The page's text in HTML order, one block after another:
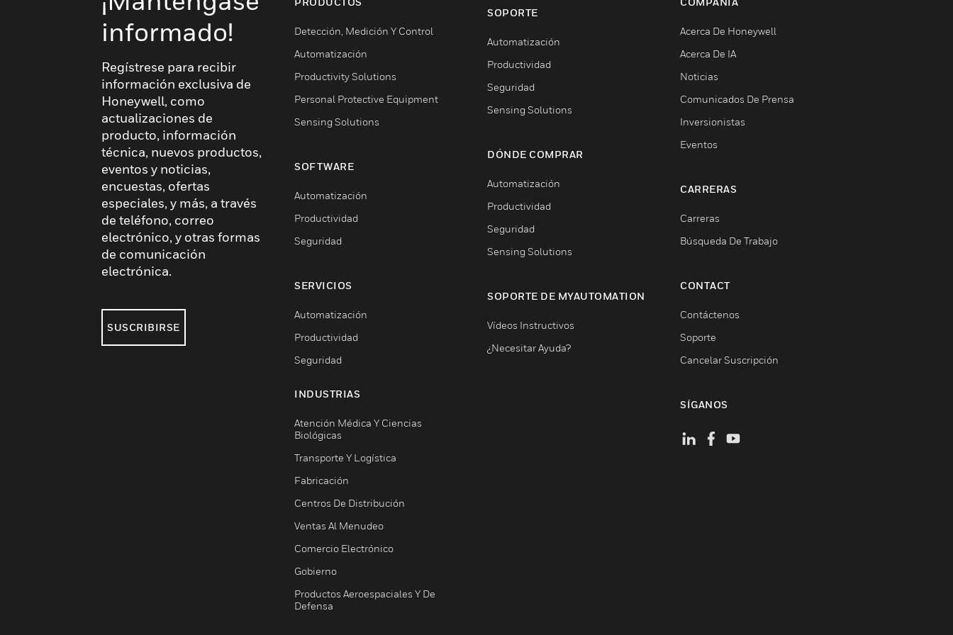
informado!
Regístrese para recibir
información exclusiva de
Honeywell, como
actualizaciones de
producto, información
técnica, nuevos productos,
eventos y noticias,
encuestas, ofertas
especiales, y más, a través
de teléfono, correo
electrónico, y otras formas
de comunicación
electrónica.
SUSCRIBIRSE
Detección, Medición Y Control
Automatización
Productivity Solutions
Personal Protective Equipment
Sensing Solutions
SOFTWARE
Automatización
Productividad
Seguridad
SERVICIOS
Automatización
Productividad
Seguridad
INDUSTRIAS
Atención Médica Y Ciencias
Biológicas
Transporte Y Logística
Fabricación
Centros De Distribución
Ventas Al Menudeo
Comercio Electrónico
Gobierno
Productos Aeroespaciales Y De
Defensa
SOPORTE
Automatización
Productividad
Seguridad
Sensing Solutions
DÓNDE COMPRAR
Automatización
Productividad
Seguridad
Sensing Solutions
SOPORTE DE MYAUTOMATION
Vídeos Instructivos
¿Necesitar Ayuda?
Acerca De Honeywell
Acerca De IA
Noticias
Comunicados De Prensa
Inversionistas
Eventos
CARRERAS
Carreras
Búsqueda De Trabajo
CONTACT
Contáctenos
Soporte
Cancelar Suscripción
SÍGANOS